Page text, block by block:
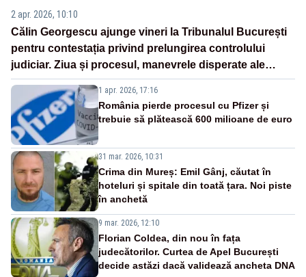
2 apr. 2026, 10:10
Călin Georgescu ajunge vineri la Tribunalul București
pentru contestația privind prelungirea controlului
judiciar. Ziua și procesul, manevrele disperate ale
Sistemului
1 apr. 2026, 17:16
România pierde procesul cu Pfizer și
trebuie să plătească 600 milioane de euro
31 mar. 2026, 10:31
Crima din Mureș: Emil Gânj, căutat în
hoteluri și spitale din toată țara. Noi piste
în anchetă
9 mar. 2026, 12:10
Florian Coldea, din nou în fața
judecătorilor. Curtea de Apel București
decide astăzi dacă validează ancheta DNA